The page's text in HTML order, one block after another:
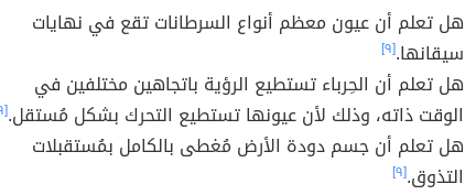
هل تعلم أن عيون معظم أنواع السرطانات تقع في نهايات
سيقانها.[٩]
هل تعلم أن الحِرباء تستطيع الرؤية باتجاهين مختلفين في
الوقت ذاته، وذلك لأن عيونها تستطيع التحرك بشكل مُستقل.[٩]
هل تعلم أن جسم دودة الأرض مُغطى بالكامل بمُستقبلات
التذوق.[٩]